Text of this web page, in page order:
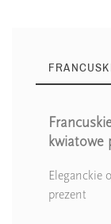
kwiatowe
Eleganckie
prezent